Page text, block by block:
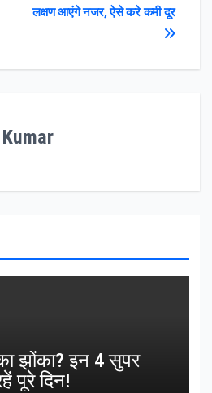
लक्षण आएंगे नजर, ऐसे करे कमी दूर
Kumar
झोंका? इन 4 सुपर
पूरे दिन!